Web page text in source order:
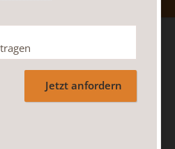
Jetzt anfordern